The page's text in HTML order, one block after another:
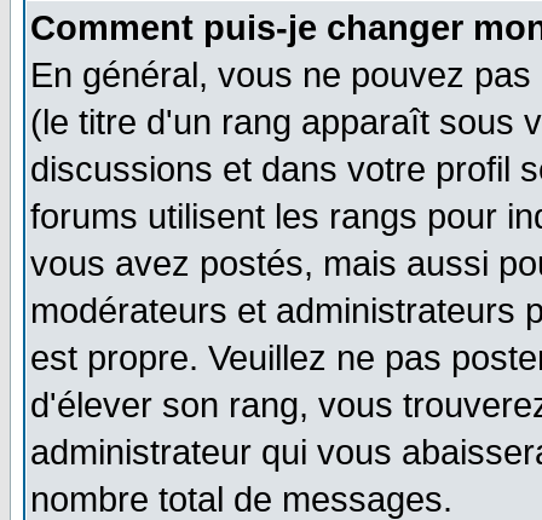
Comment puis-je changer
En général, vous ne pouvez
(le titre d'un rang apparaît sous
discussions et dans votre profil
forums utilisent les rangs pour
vous avez postés, mais aussi
modérateurs et administrateurs
est propre. Veuillez ne pas
d'élever son rang, vous
administrateur qui vous
nombre total de messages.